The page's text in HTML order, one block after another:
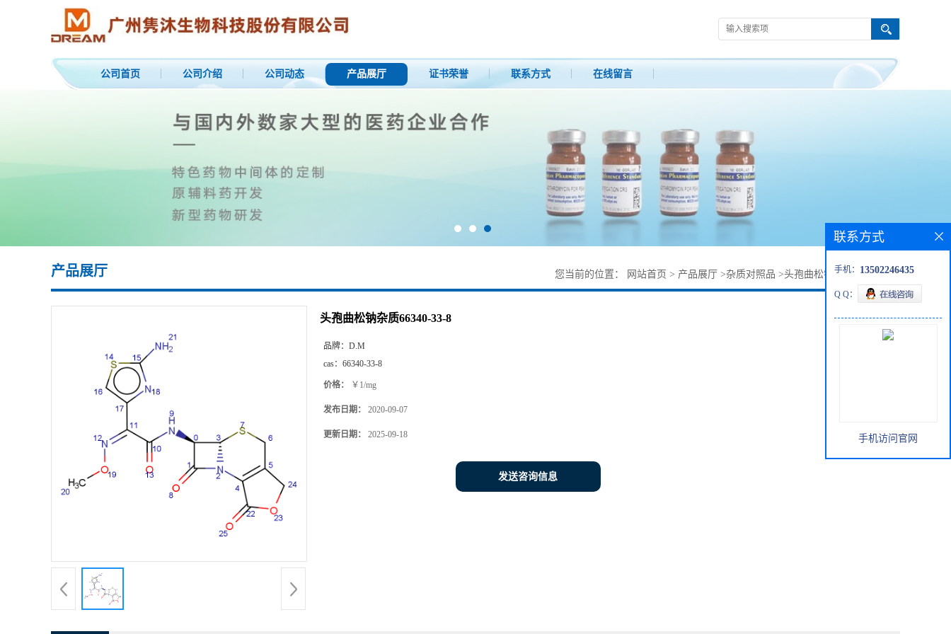
公司首页 公司介绍 公司动态 产品展厅 证书荣誉 联系方式 在线留言
产品展厅 您当前的位置： 网站首页 > 产品展厅 >杂质对照品 >头孢曲松钠杂质66340-33-8
头孢曲松钠杂质66340-33-8
品牌： D.M
cas： 66340-33-8
价格： ￥1/mg
发布日期： 2020-09-07
更新日期： 2025-09-18
发送咨询信息
联系方式
手机： 13502246435
Q Q：
手机访问官网